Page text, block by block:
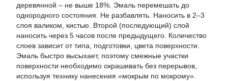
деревянной – не выше 18%. Эмаль перемешать до
однородного состояния. Не разбавлять. Наносить в 2–3
слоя валиком, кистью. Второй (последующий) слой
наносить через 5 часов после предыдущего. Количество
слоев зависит от типа, подготовки, цвета поверхности.
Эмаль быстро высыхает, поэтому смежные участки
поверхности необходимо окрашивать без перерывов,
используя технику нанесения «мокрым по мокрому».